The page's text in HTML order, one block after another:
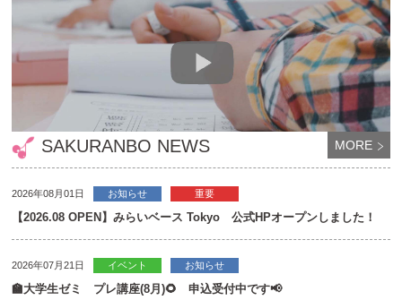
SAKURANBO NEWS MORE
2026年08月01日 お知らせ 重要
【2026.08 OPEN】みらいベース Tokyo 公式HPオープンしました！
2026年07月21日 イベント お知らせ
🏫大学生ゼミ プレ講座(8月)🌻 申込受付中です📢